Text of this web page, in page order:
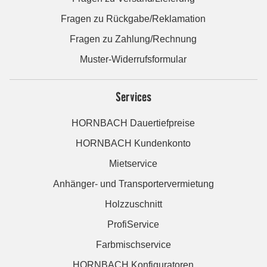
Fragen zu Rückgabe/Reklamation
Fragen zu Zahlung/Rechnung
Muster-Widerrufsformular
Services
HORNBACH Dauertiefpreise
HORNBACH Kundenkonto
Mietservice
Anhänger- und Transportervermietung
Holzzuschnitt
ProfiService
Farbmischservice
HORNBACH Konfiguratoren